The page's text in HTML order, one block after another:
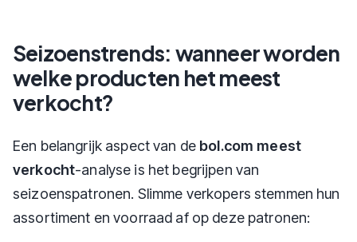
Seizoenstrends: wanneer worden
welke producten het meest
verkocht?
Een belangrijk aspect van de bol.com meest
verkocht-analyse is het begrijpen van
seizoenspatronen. Slimme verkopers stemmen hun
assortiment en voorraad af op deze patronen: